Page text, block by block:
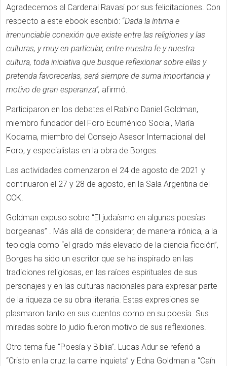
Agradecemos al Cardenal Ravasi por sus felicitaciones. Con
respecto a este ebook escribió: “Dada la íntima e
irrenunciable conexión que existe entre las religiones y las
culturas, y muy en particular, entre nuestra fe y nuestra
cultura, toda iniciativa que busque reflexionar sobre ellas y
pretenda favorecerlas, será siempre de suma importancia y
motivo de gran esperanza”, afirmó.
Participaron en los debates el Rabino Daniel Goldman,
miembro fundador del Foro Ecuménico Social, María
Kodama, miembro del Consejo Asesor Internacional del
Foro, y especialistas en la obra de Borges.
Las actividades comenzaron el 24 de agosto de 2021 y
continuaron el 27 y 28 de agosto, en la Sala Argentina del
CCK.
Goldman expuso sobre “El judaísmo en algunas poesías
borgeanas” . Más allá de considerar, de manera irónica, a la
teología como “el grado más elevado de la ciencia ficción”,
Borges ha sido un escritor que se ha inspirado en las
tradiciones religiosas, en las raíces espirituales de sus
personajes y en las culturas nacionales para expresar parte
de la riqueza de su obra literaria. Estas expresiones se
plasmaron tanto en sus cuentos como en su poesía. Sus
miradas sobre lo judío fueron motivo de sus reflexiones.
Otro tema fue “Poesía y Biblia”. Lucas Adur se referió a
“Cristo en la cruz: la carne inquieta” y Edna Goldman a “Caín